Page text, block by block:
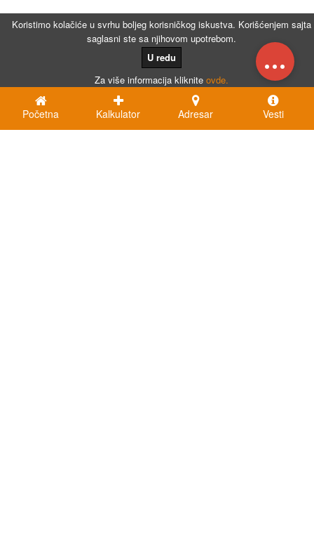
Koristimo kolačiće u svrhu boljeg korisničkog iskustva. Korišćenjem sajta
saglasni ste sa njihovom upotrebom.
U redu
Za više informacija kliknite ovde.
...
Početna Kalkulator Adresar Vesti